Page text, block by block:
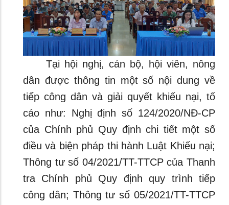
Tại hội nghị, cán bộ, hội viên, nông
dân được thông tin một số nội dung về
tiếp công dân và giải quyết khiếu nại, tố
cáo như: Nghị định số 124/2020/NĐ-CP
của Chính phủ Quy định chi tiết một số
điều và biện pháp thi hành Luật Khiếu nại;
Thông tư số 04/2021/TT-TTCP của Thanh
tra Chính phủ Quy định quy trình tiếp
công dân; Thông tư số 05/2021/TT-TTCP